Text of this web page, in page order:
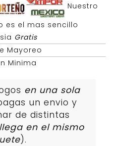
Nuestro
es el mas sencillo
Gratis
Mayoreo
Minima
en una sola
un envio y
de distintas
en el mismo
).